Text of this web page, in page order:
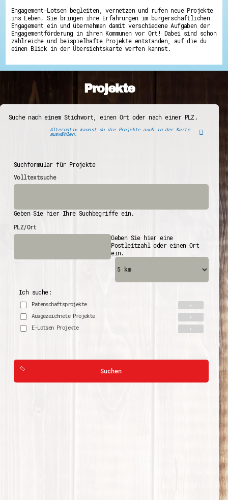
Engagement-Lotsen begleiten, vernetzen und rufen neue Projekte
ins Leben. Sie bringen ihre Erfahrungen im bürgerschaftlichen
Engagement ein und übernehmen damit verschiedene Aufgaben der
Engagementförderung in ihren Kommunen vor Ort! Dabei sind schon
zahlreiche und beispielhafte Projekte entstanden, auf die du
einen Blick in der Übersichtskarte werfen kannst.
Projekte
Suche nach einem Stichwort, einen Ort oder nach einer PLZ.
Alternativ kannst du die Projekte auch in der Karte
auswählen.
Suchformular für Projekte
Volltextsuche
Geben Sie hier Ihre Suchbegriffe ein.
PLZ/Ort
Geben Sie hier eine
Postleitzahl oder einen Ort
ein.
Ich suche:
Patenschaftsprojekte
Ausgezeichnete Projekte
E-Lotsen Projekte
Suchen